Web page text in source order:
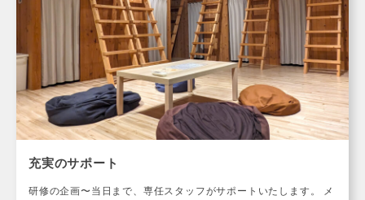
充実のサポート
研修の企画〜当日まで、専任スタッフがサポートいたします。 メ